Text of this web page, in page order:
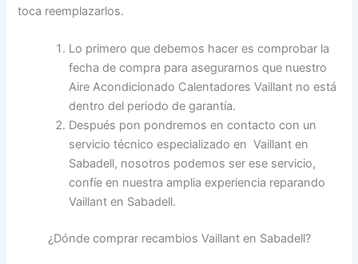
toca reemplazarlos.
Lo primero que debemos hacer es comprobar la
fecha de compra para asegurarnos que nuestro
Aire Acondicionado Calentadores Vaillant no está
dentro del periodo de garantía.
Después pon pondremos en contacto con un
servicio técnico especializado en Vaillant en
Sabadell, nosotros podemos ser ese servicio,
confíe en nuestra amplia experiencia reparando
Vaillant en Sabadell.
¿Dónde comprar recambios Vaillant en Sabadell?